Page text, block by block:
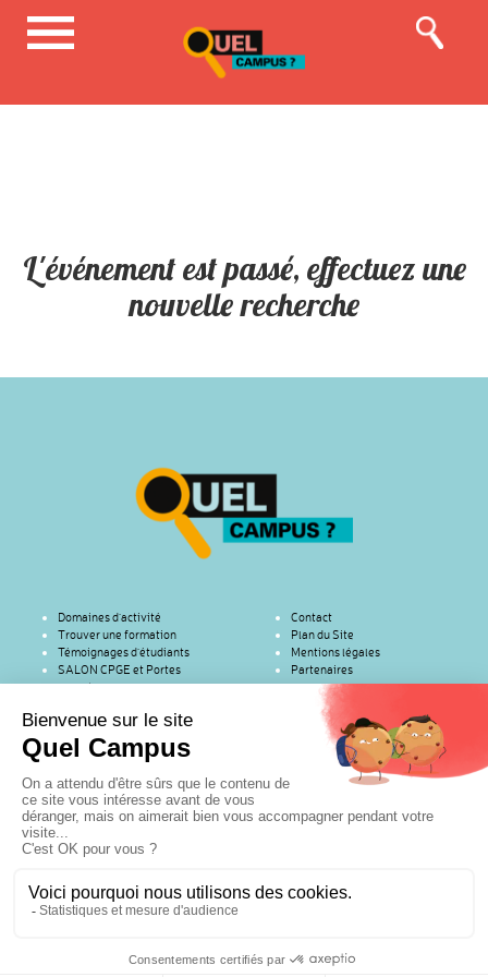
L'événement est passé, effectuez une
nouvelle recherche
Domaines d’activité
Trouver une formation
Témoignages d’étudiants
SALON CPGE et Portes
ouvertes
Contact
Plan du Site
Mentions légales
Partenaires
75007 | Tel : 01 45 49 61 19